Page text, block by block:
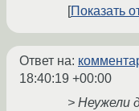
Показать
Ответ на:
18:40:19 +00:00
> Неужели